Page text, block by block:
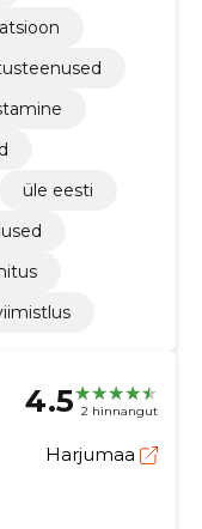
üle eesti
4.5 2 hinnangut
Harjumaa